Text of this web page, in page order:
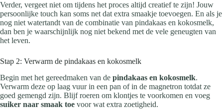
Verder, vergeet niet om tijdens het proces altijd creatief te zijn! Jouw
persoonlijke touch kan soms net dat extra smaakje toevoegen. En als je
nog niet watertandt van de combinatie van pindakaas en kokosmelk,
dan ben je waarschijnlijk nog niet bekend met de vele geneugten van
het leven.
Stap 2: Verwarm de pindakaas en kokosmelk
Begin met het gereedmaken van de pindakaas en kokosmelk.
Verwarm deze op laag vuur in een pan of in de magnetron totdat ze
goed gemengd zijn. Blijf roeren om klontjes te voorkomen en voeg
suiker naar smaak toe voor wat extra zoetigheid.